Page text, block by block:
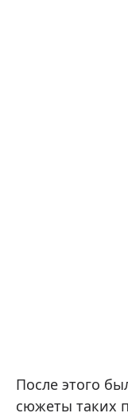
После этого
сюжеты таких